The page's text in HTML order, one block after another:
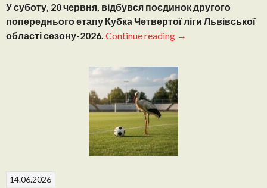
У суботу, 20 червня, відбувся поєдинок другого
попереднього етапу Кубка Четвертої ліги Львівської
області сезону-2026. Continue reading “Крапка
сезоні:
ФК
Милятин
вилітає
з
Кубка
→
14.06.2026